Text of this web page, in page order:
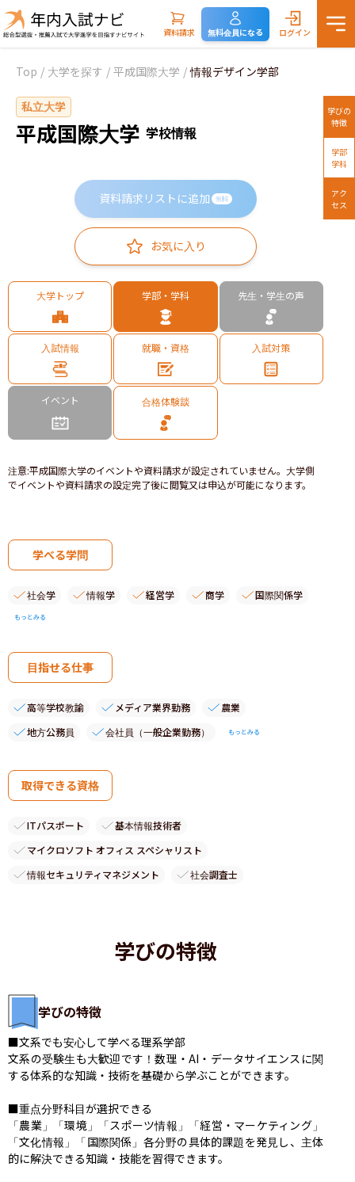
資料請求 無料会員になる ログイン
Top / 大学を探す / 平成国際大学 / 情報デザイン学部
私立大学
平成国際大学 学校情報
資料請求リストに追加 無料
お気に入り
大学トップ 学部・学科 先生・学生の声
入試情報 就職・資格 入試対策
イベント 合格体験談
注意:平成国際大学のイベントや資料請求が設定されていません。大学側
でイベントや資料請求の設定完了後に閲覧又は申込が可能になります。
学べる学問
社会学 情報学 経営学 商学 国際関係学
もっとみる
目指せる仕事
高等学校教諭 メディア業界勤務
農業
地方公務員
会社員（一般企業勤務） もっとみる
取得できる資格
ITパスポート
基本情報技術者
マイクロソフト オフィス スペシャリスト
情報セキュリティマネジメント
社会調査士
学びの特徴
学びの特徴
■文系でも安心して学べる理系学部
文系の受験生も大歓迎です！数理・AI・データサイエンスに関
する体系的な知識・技術を基礎から学ぶことができます。
■重点分野科目が選択できる
「農業」「環境」「スポーツ情報」「経営・マーケティング」
「文化情報」「国際関係」各分野の具体的課題を発見し、主体
的に解決できる知識・技能を習得できます。
学びの
特徴
学部
学科
アク
セス